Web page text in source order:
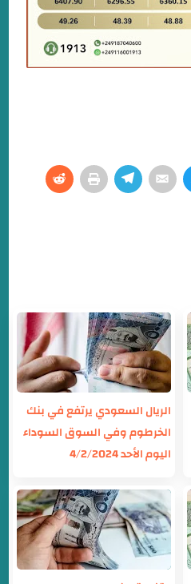
الريال السعودي يرتفع في بنك
الخرطوم وفي السوق السوداء
اليوم الأحد 4/2/2024